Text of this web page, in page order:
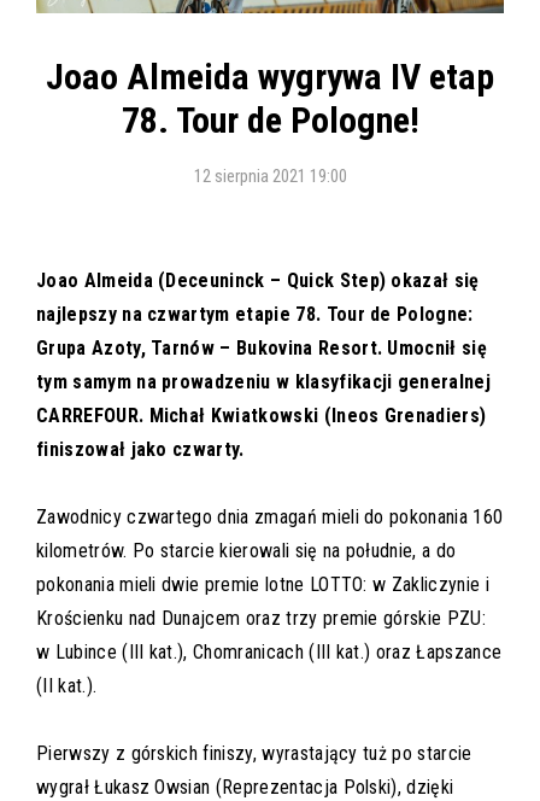
Joao Almeida wygrywa IV etap
78. Tour de Pologne!
12 sierpnia 2021 19:00
Joao Almeida (Deceuninck – Quick Step) okazał się
najlepszy na czwartym etapie 78. Tour de Pologne:
Grupa Azoty, Tarnów – Bukovina Resort. Umocnił się
tym samym na prowadzeniu w klasyfikacji generalnej
CARREFOUR. Michał Kwiatkowski (Ineos Grenadiers)
finiszował jako czwarty.
Zawodnicy czwartego dnia zmagań mieli do pokonania 160
kilometrów. Po starcie kierowali się na południe, a do
pokonania mieli dwie premie lotne LOTTO: w Zakliczynie i
Krościenku nad Dunajcem oraz trzy premie górskie PZU:
w Lubince (III kat.), Chomranicach (III kat.) oraz Łapszance
(II kat.).
Pierwszy z górskich finiszy, wyrastający tuż po starcie
wygrał Łukasz Owsian (Reprezentacja Polski), dzięki